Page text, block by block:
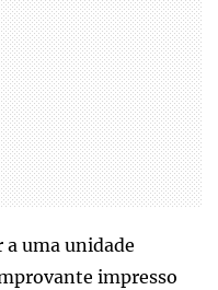
a uma unidade
impresso